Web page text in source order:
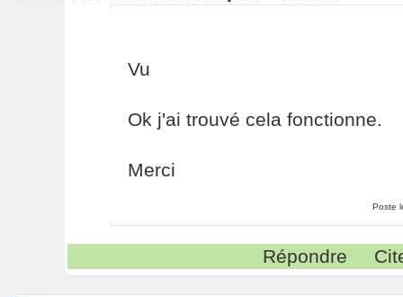
Vu
Ok j'ai trouvé cela fonctionne.
Merci
Poste
Répondre